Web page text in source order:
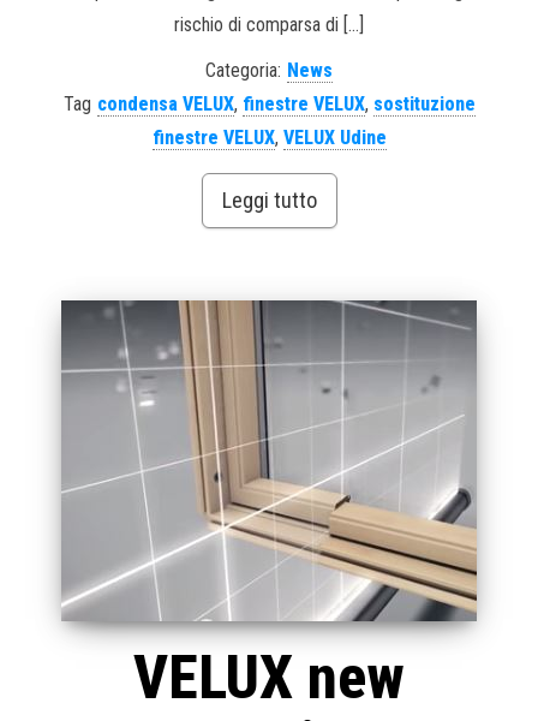
rischio di comparsa di […]
Categoria: News
Tag condensa VELUX, finestre VELUX, sostituzione
finestre VELUX, VELUX Udine
Leggi tutto
VELUX new